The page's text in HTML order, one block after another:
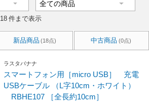
18 件まで表示
新品商品 (18点) 中古商品 (0点)
ラスタバナナ
スマートフォン用［micro USB］ 充電
USBケーブル （L字10cm・ホワイト）
RBHE107 ［全長約10cm］